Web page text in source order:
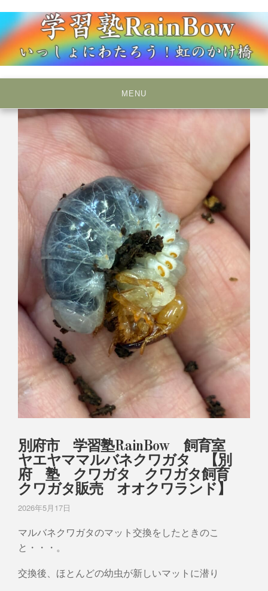
to
content
学習塾RainBow
MENU
別府市 学習塾RainBow 飼育室
ヤエヤママルバネクワガタ 【別
府 塾 クワガタ クワガタ飼育
クワガタ販売 オオクワランド】
2026年5月17日
マルバネクワガタのマット交換をしたときのこ
と・・・。
交換後、ほとんどの幼虫が新しいマットに潜り